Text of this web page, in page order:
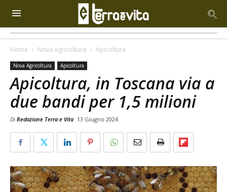
Home Nova Agricoltura Apicoltura
Nova Agricoltura Apicoltura
Apicoltura, in Toscana via a
due bandi per 1,5 milioni
Di Redazione Terra e Vita 13 Giugno 2024